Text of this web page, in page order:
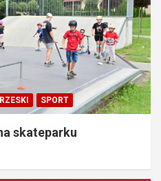
SPORT
skateparku